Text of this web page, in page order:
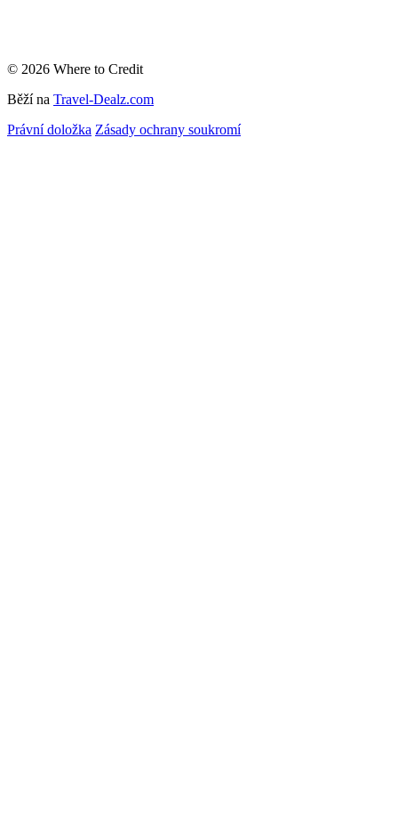
© 2026 Where to Credit
Běží na Travel-Dealz.com
Právní doložka Zásady ochrany soukromí